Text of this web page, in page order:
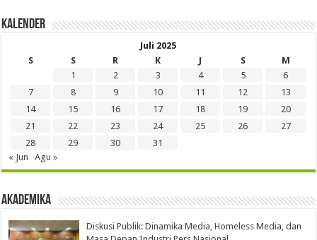
Kalender
Juli 2025
S
S R K J S
M
1
2 3 4 5
6
7
8 9 10 11 12
13
14
15 16 17 18 19
20
21
22 23 24 25 26
27
28
29 30
31
« Jun
Agu »
Akademika
Diskusi Publik: Dinamika Media, Homeless Media, dan